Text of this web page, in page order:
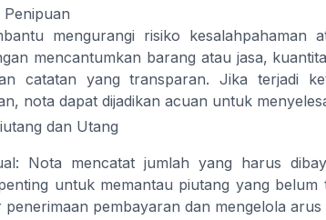
mengurangi risiko kesalahpahaman
mencantumkan barang atau jasa,
catatan yang transparan. Jika terjadi
nota dapat dijadikan acuan untuk
dan Utang
Nota mencatat jumlah yang harus
untuk memantau piutang yang
penerimaan pembayaran dan mengelola arus